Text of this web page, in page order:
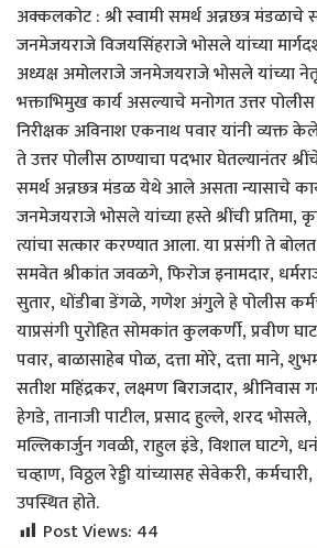
अक्कलकोट : श्री स्वामी समर्थ अन्नछत्र मंडळाचे
जनमेजयराजे विजयसिंहराजे भोसले यांच्या
अध्यक्ष अमोलराजे जनमेजयराजे भोसले यांच्या
भक्ताभिमुख कार्य असल्याचे मनोगत उत्तर
निरीक्षक अविनाश एकनाथ पवार यांनी व्यक्त
ते उत्तर पोलीस ठाण्याचा पदभार घेतल्यानंतर
समर्थ अन्नछत्र मंडळ येथे आले असता न्यासाचे
जनमेजयराजे भोसले यांच्या हस्ते श्रींची प्रतिमा,
त्यांचा सत्कार करण्यात आला. या प्रसंगी ते बोलत
समवेत श्रीकांत जवळगे, फिरोज इनामदार,
सुतार, धोंडीबा डेंगळे, गणेश अंगुले हे पोलीस
याप्रसंगी पुरोहित सोमकांत कुलकर्णी, प्रवीण
पवार, बाळासाहेब पोळ, दत्ता मोरे, दत्ता माने,
सतीश महिंद्रकर, लक्ष्मण बिराजदार, श्रीनिवास
हेगडे, तानाजी पाटील, प्रसाद हुल्ले, शरद भोसले,
मल्लिकार्जुन गवळी, राहुल इंडे, विशाल घाटगे,
चव्हाण, विठ्ठल रेड्डी यांच्यासह सेवेकरी,
उपस्थित होते.
Post Views: 44